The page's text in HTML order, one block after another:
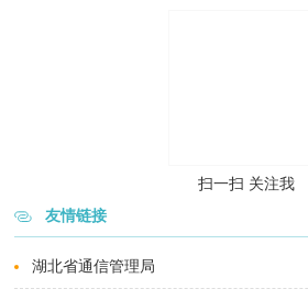
扫一扫 关注我
友情链接
湖北省通信管理局